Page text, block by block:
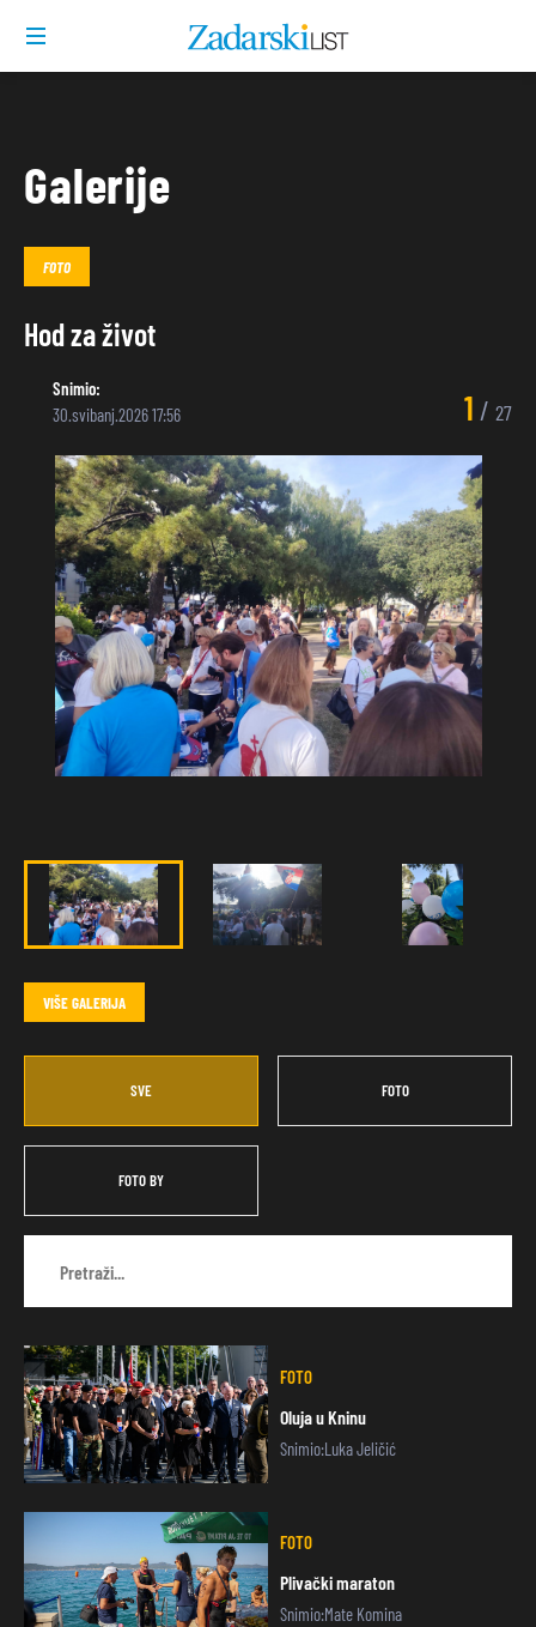
Galerije
FOTO
Hod za život
Snimio:
30.svibanj.2026 17:56
1 / 27
VIŠE GALERIJA
SVE FOTO
FOTO BY
FOTO
Oluja u Kninu
Snimio:Luka Jeličić
FOTO
Plivački maraton
Snimio:Mate Komina